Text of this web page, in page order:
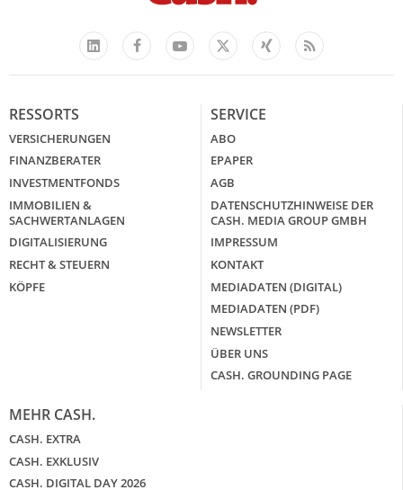
LinkedIn
FacebookYouTube
X
Xing Feed
RESSORTS
VERSICHERUNGEN
FINANZBERATER
INVESTMENTFONDS
IMMOBILIEN &
SACHWERTANLAGEN
DIGITALISIERUNG
RECHT & STEUERN
KÖPFE
SERVICE
ABO
EPAPER
AGB
DATENSCHUTZHINWEISE DER
CASH. MEDIA GROUP GMBH
IMPRESSUM
KONTAKT
MEDIADATEN (DIGITAL)
MEDIADATEN (PDF)
NEWSLETTER
ÜBER UNS
CASH. GROUNDING PAGE
MEHR CASH.
CASH. EXTRA
CASH. EXKLUSIV
CASH. DIGITAL DAY 2026